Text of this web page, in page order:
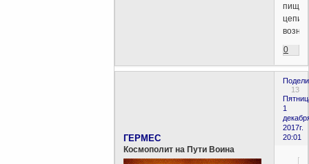
цепи
0
13
1
2017г.
20:01
ГЕРМЕС
Космополит на Пути Воина